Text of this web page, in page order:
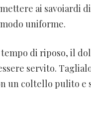
ai savoiardi
uniforme.
di riposo, il
servito.
un coltello pulito e